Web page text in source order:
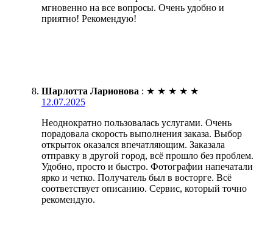
мгновенно на все вопросы. Очень удобно и
приятно! Рекомендую!
Шарлотта Ларионова : ★ ★ ★ ★ ★
12.07.2025
Неоднократно пользовалась услугами. Очень
порадовала скорость выполнения заказа. Выбор
открыток оказался впечатляющим. Заказала
отправку в другой город, всё прошло без проблем.
Удобно, просто и быстро. Фотографии напечатали
ярко и четко. Получатель был в восторге. Всё
соответствует описанию. Сервис, который точно
рекомендую.